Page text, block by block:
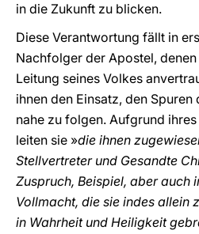
in die Zukunft zu blicken.
Diese Verantwortung fällt in
Nachfolger der Apostel,
Leitung seines Volkes
ihnen den Einsatz, den
nahe zu folgen. Aufgrund
leiten sie »die ihnen
Stellvertreter und Gesandte
Zuspruch, Beispiel, aber auch
Vollmacht, die sie indes allein
in Wahrheit und Heiligkeit